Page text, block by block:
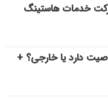
خدمات هاستینگ
دارد یا خارجی؟ +